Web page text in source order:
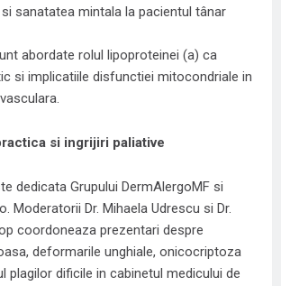
sanatatea mintala la pacientul tânar
abordate rolul lipoproteinei (a) ca
si implicatiile disfunctiei mitocondriale in
si ingrijiri paliative
dedicata Grupului DermAlergoMF si
Moderatorii Dr. Mihaela Udrescu si Dr.
coordoneaza prezentari despre
deformarile unghiale, onicocriptoza
plagilor dificile in cabinetul medicului de